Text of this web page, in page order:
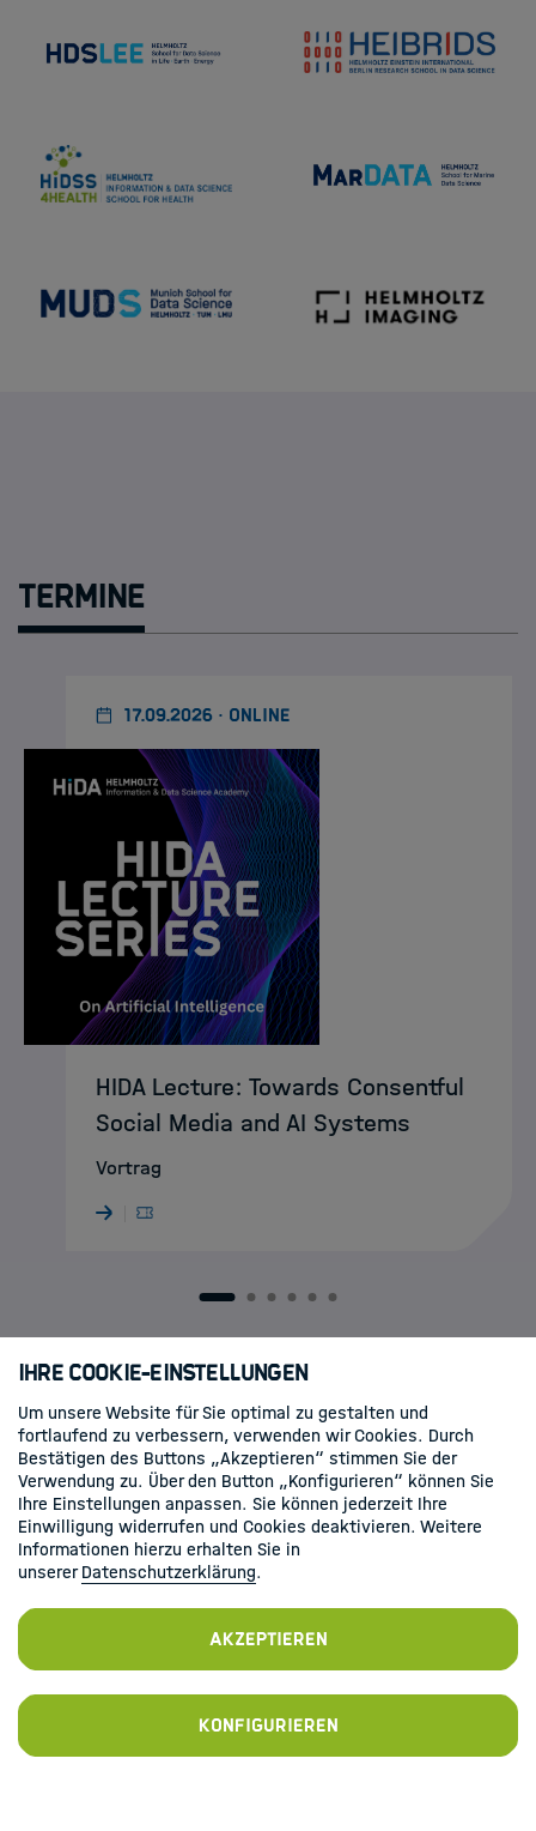
Termine
17.09.2026 · ONLINE
HIDA Lecture: Towards Consentful
Social Media and AI Systems
Vortrag
1 2 3 4 5 6
Newsletter bestellen
Zur Anmeldung
Ihre Cookie-Einstellungen
Um unsere Website für Sie optimal zu gestalten und
fortlaufend zu verbessern, verwenden wir Cookies. Durch
Bestätigen des Buttons „Akzeptieren“ stimmen Sie der
Verwendung zu. Über den Button „Konfigurieren“ können Sie
Ihre Einstellungen anpassen. Sie können jederzeit Ihre
Einwilligung widerrufen und Cookies deaktivieren. Weitere
Informationen hierzu erhalten Sie in
unsererDatenschutzerklärung.
Akzeptieren
Konfigurieren